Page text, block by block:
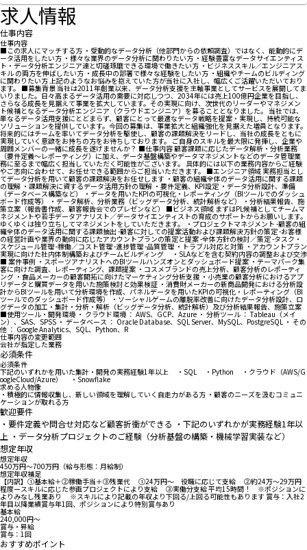
求人情報
仕事内容
仕事内容
■この求人にマッチする方 ・受動的なデータ分析（他部門からの依頼調査）ではなく、能動的にデ
ータ活用をしたい方 ・様々な業界のデータ分析に関わりたい方 ・経験豊富なデータサイエンティス
ト・データ分析エンジニア達と切磋琢磨できる環境で働きたい方 ・ビジネススキル／エンジニアス
キル の両方を伸ばしたい方 ・成長中の部署で様々な経験をしたい方 ・組織やチームのビルディング
に関わりたい方 上記のようなお悩みを抱えていた方が当社に入社し、幅広くご活躍いただいており
ます。 ■募集背景 当社は2011年創業以来、データ分析支援を主軸事業としてサービスを展開してま
いりました。日々高まるデータ活用の需要に対応しつつ、2034年には売上100億円企業を目指し、
さらなる成長を見据えて事業を拡大しています。その実現に向け、次世代のリーダーやマネジメン
ト候補となるデータ分析エンジニア（クラウドエンジニア）を募ることとなりました。 当社では、
単なるデータ活用支援にとどまらず、顧客にとって最適なデータ戦略を提案・実現し、持続可能な
ソリューションを提供しています。今回の募集は、事業拡大と組織強化を見据えた増員となります。
将来的にはチームを率いてデータ分析を駆使し、顧客の課題解決をリードし、当社の成長をともに
実現していく意欲をお持ちの方をお待ちしております。 ご自身のスキルを最大限に発揮し、企業や
周囲メンバーの一緒に成長を遂げませんか？ ■仕事内容 顧客課題に応じたデータ解析・分析業務
（要件定義～レポーティング）に加え、データ基盤構築やデータマネジメントなどのデータ管理業
務に至るまで幅広く担当していただく可能性がございます。 具体的には以下の業務内容からご経験
やご志向に合わせて、お任せできる範囲からご担当いただきます。 ■エンジニア領域 実務担当とし
てデータ分析を用いて顧客の課題解決をお任せします ・顧客の組織全体のデータ活用に関する課題
の理解 ・課題解決に資するデータ活用方針の理解 ・要件定義、KPI設定 ・データ分析設計、準備
（データベース構築など） ・データを用いたKPIの可視化・レポーティング（BIツールでのダッシュ
ボード作成等） ・データ解析、分析業務（ビッグデータ分析、統計解析など） ・分析結果報告、施
策立案（報告書作成、顧客報告会でのプレゼンなど） ■ビジネス領域 まずはPL候補としてチームマ
ネジメントや若手データアナリスト／データサイエンティストの育成のサポートからお願いします。
ゆくゆくは独り立ちしてマネジメントをしていただきます。 ・プロジェクトマネジメント -顧客の組
織全体のデータ活用に関する課題抽出 -顧客に対しての提案活動および課題解決方針の策定 -お客様
の経営計画や業界の動向に応じたアカウントプランの策定と提案 -全体方針の検討／策定 -タスク・
スケジュール管理 -稼働／コスト管理 -進捗管理 -品質管理 ・トラブル対応と対策 ・アカウントプラン
実現に向けた社内体制構築およびチームビルディング ・SLAなどを含む契約内容の調整および交渉
■ 案件事例 ・スポーツアナリストへのBIツールハンズオンとダッシュボード提案 ・テーマパーク集
客に向けた調査、レポーティング、課題提案 ・コスメブランドの売上分析、顧客分析のレポーティ
ング ・食品メーカーの顧客開拓に向けたマーケティング分析支援 ・小売業の顧客分析におけるアプ
リデータと購買データを用いた施策検討と効果検証 ・消費財メーカーの新商品開発における分析設
計からBIツールを用いて分析環境を作成、パネルデータを用いたKPIの可視化・レポーティング（BI
ツールでのダッシュボード作成等） ・ソーシャルゲームの離脱率改善に向けたデータ分析設計、ロ
グデータの加工・集計・分析・解析（ビッグデータ分析、統計解析）及び分析結果報告、施策立案
■使用ツール・開発環境 ・ クラウド環境 ： AWS、GCP、Azure ・ 分析ツール ： Tableau（メイ
ン）、SAS、SPSS ・ データベース ： Oracle Database、SQL Server、MySQL、PostgreSQL ・ その
他 ： Google Analytics、SQL、Python、R
仕事内容の変更範囲
会社が指定した業務
必須条件
必須条件
下記のいずれかを用いた集計・開発の実務経験1年以上 ・SQL ・Python ・クラウド（AWS/G
oogleCloud/Azure） ・Snowflake
求める人物像
・積極的に情報収集し、新しい領域を理解していく自走力がある方 ・顧客のニーズを汲むコミュニ
ケーションが取れる方
歓迎要件
・要件定義や問合せ対応など顧客折衝ができる ・下記のいずれかが実務経験1年以
上 ・データ分析プロジェクトのご経験（分析基盤の構築・機械学習実装など）
想定年収
想定年収
450万円〜700万円（給与形態：月給制）
想定年収補足
【内訳】①基本給＋②稼働手当＋③残業代 ①24万円～ 役職に応じて支給 ②約24万～29万円
程度ースキルに応じた参画プロジェクトにより支給 ③実働分支給 平均15時間！ ※ポジションに
よりみなし残業あり ※スキルにより記載の年収より下回る/上回る可能性もあります 賞与：入社2
年目以降業績賞与年1回、ポジションにより特別賞与あり
基本給
240,000円〜
賞与・昇給
賞与：1回
おすすめポイント